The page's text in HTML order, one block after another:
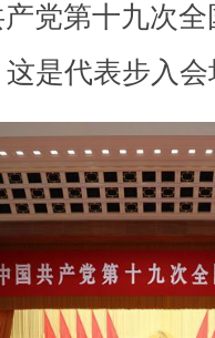
党第十九次
是代表步入